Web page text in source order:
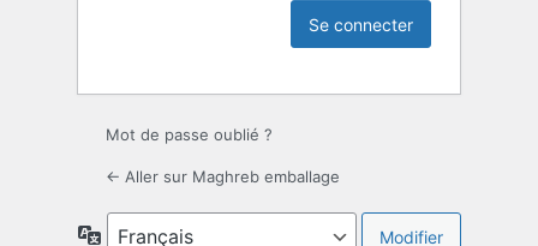
Mot de passe oublié ?
← Aller sur Maghreb emballage
Langue